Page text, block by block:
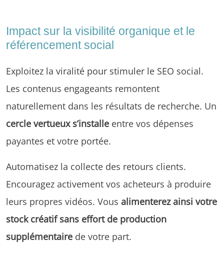
Impact sur la visibilité organique et le
référencement social
Exploitez la viralité pour stimuler le SEO social.
Les contenus engageants remontent
naturellement dans les résultats de recherche. Un
cercle vertueux s’installe entre vos dépenses
payantes et votre portée.
Automatisez la collecte des retours clients.
Encouragez activement vos acheteurs à produire
leurs propres vidéos. Vous alimenterez ainsi votre
stock créatif sans effort de production
supplémentaire de votre part.